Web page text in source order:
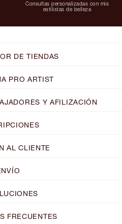
Consultas personalizadas con mis
estilistas de belleza
DE TIENDAS
PRO ARTIST
Y AFILIZACIÓN
AL CLIENTE
FRECUENTES